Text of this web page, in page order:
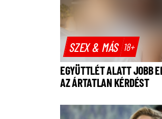
SZEX & MÁS 18+
EGYÜTTLÉT ALATT JOBB
AZ ÁRTATLAN KÉRDÉST